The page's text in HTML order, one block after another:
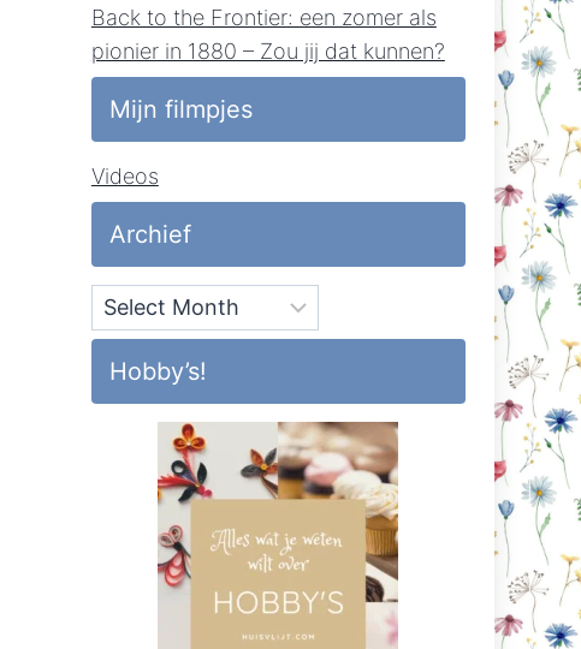
Back to the Frontier: een zomer als
pionier in 1880 – Zou jij dat kunnen?
Mijn filmpjes
Videos
Archief
Archief
Hobby’s!